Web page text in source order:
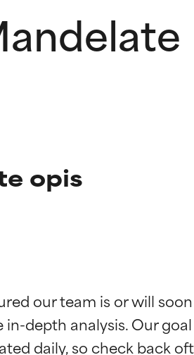
opis
our team is or will
depth analysis. Our